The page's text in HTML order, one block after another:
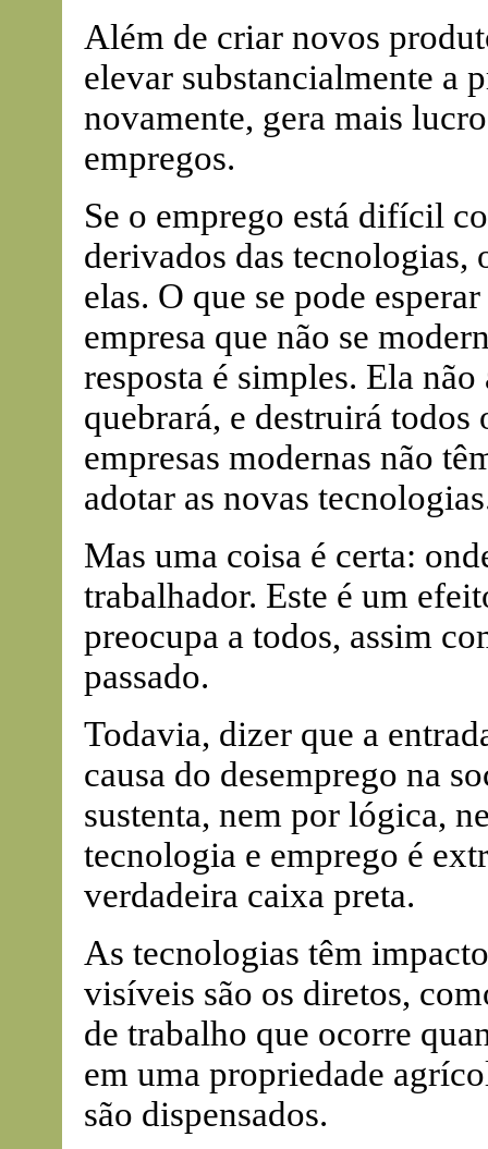
Além de criar novos
elevar substancialmente a
novamente, gera mais
empregos.
Se o emprego está difícil
derivados das tecnologias,
elas. O que se pode
empresa que não se
resposta é simples. Ela
quebrará, e destruirá todos
empresas modernas não
adotar as novas
Mas uma coisa é certa:
trabalhador. Este é um
preocupa a todos, assim
passado.
Todavia, dizer que a
causa do desemprego na
sustenta, nem por lógica,
tecnologia e emprego é
verdadeira caixa preta.
As tecnologias têm
visíveis são os diretos,
de trabalho que ocorre
em uma propriedade
são dispensados.